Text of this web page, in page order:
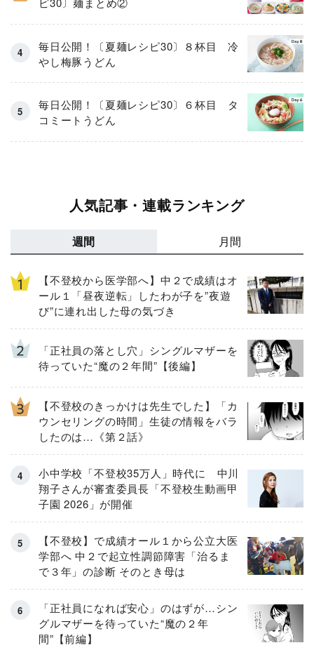
毎日公開！〔夏麺レシピ30〕８杯目 冷
やし梅豚うどん
毎日公開！〔夏麺レシピ30〕６杯目 タ
コミートうどん
人気記事・連載ランキング
週間 月間
【不登校から医学部へ】中２で成績はオ
ール１「昼夜逆転」したわが子を”夜遊
び”に連れ出した母の気づき
「正社員の落とし穴」シングルマザーを
待っていた“魔の２年間”【後編】
【不登校のきっかけは先生でした】「カ
ウンセリングの時間」生徒の情報をバラ
したのは…《第２話》
小中学校「不登校35万人」時代に 中川
翔子さんが審査委員長「不登校生動画甲
子園 2026」が開催
【不登校】で成績オール１から公立大医
学部へ 中２で起立性調節障害「治るま
で３年」の診断 そのとき母は
「正社員になれば安心」のはずが…シン
グルマザーを待っていた“魔の２年
間”【前編】